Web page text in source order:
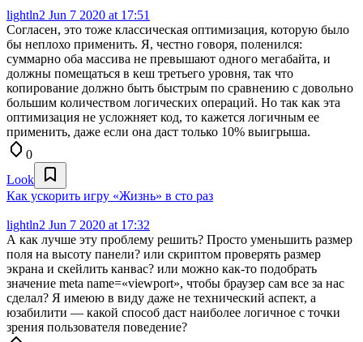
lightln2 Jun 7 2020 at 17:51
Согласен, это тоже классическая оптимизация, которую было
бы неплохо применить. Я, честно говоря, поленился:
суммарно оба массива не превышают одного мегабайта, и
должны помещаться в кеш третьего уровня, так что
копирование должно быть быстрым по сравнению с довольно
большим количеством логических операций. Но так как эта
оптимизация не усложняет код, то кажется логичным ее
применить, даже если она даст только 10% выигрыша.
0
Look
Как ускорить игру «Жизнь» в сто раз
lightln2 Jun 7 2020 at 17:32
А как лучше эту проблему решить? Просто уменьшить размер
поля на высоту панели? или скриптом проверять размер
экрана и скейлить канвас? или можно как-то подобрать
значение meta name=«viewport», чтобы браузер сам все за нас
сделал? Я имеюю в виду даже не технический аспект, а
юзабилити — какой способ даст наиболее логичное с точки
зрения пользователя поведение?